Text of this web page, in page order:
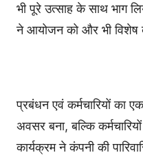
भी पूरे उत्साह के साथ भाग
ने आयोजन को और भी विशेष
प्रबंधन एवं कर्मचारियों का
अवसर बना, बल्कि
कार्यक्रम ने कंपनी की